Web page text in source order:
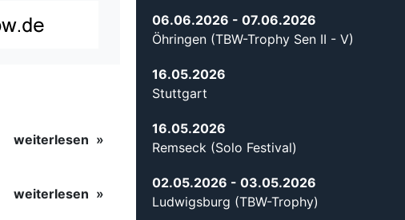
weiterlesen
weiterlesen
06.06.2026 - 07.06.2026
Öhringen (TBW-Trophy Sen II - V)
16.05.2026
Stuttgart
16.05.2026
Remseck (Solo Festival)
02.05.2026 - 03.05.2026
Ludwigsburg (TBW-Trophy)